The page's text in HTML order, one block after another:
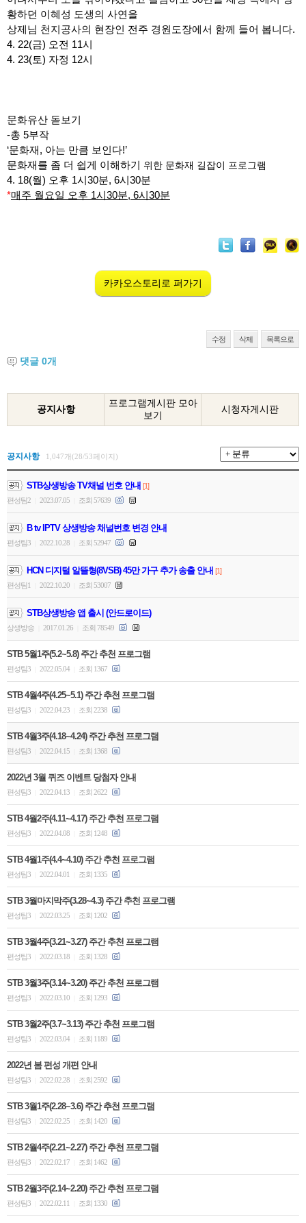
황하던 이혜성 도생의 사연을
상제님 천지공사의 현장인 전주 경원도장에서 함께 들어 봅니다.
4. 22(금) 오전 11시
4. 23(토) 자정 12시
문화유산 돋보기
-총 5부작
‘문화재, 아는 만큼 보인다!’
문화재를 좀 더 쉽게 이해하기 위한 문화재 길잡이 프로그램
4. 18(월) 오후 1시30분, 6시30분
*매주 월요일 오후 1시30분, 6시30분
카카오스토리로 퍼가기
수정 삭제 목록으로
댓글 0개
공지사항
프로그램게시판 모아
보기
시청자게시판
공지사항 1,047개(28/53페이지)
STB상생방송 TV채널 번호 안내 [1]
편성팀2
2023.07.05 조회 57639
B tv IPTV 상생방송 채널번호 변경 안내
편성팀3 2022.10.28 조회 52947
HCN 디지털 알뜰형(8VSB) 45만 가구 추가 송출 안내 [1]
편성팀1
2022.10.20 조회 53007
STB상생방송 앱 출시 (안드로이드)
상생방송 2017.01.26 조회 78549
STB 5월1주(5.2~5.8) 주간 추천 프로그램
편성팀3 2022.05.04 조회 1367
STB 4월4주(4.25~5.1) 주간 추천 프로그램
편성팀3 2022.04.23 조회 2238
STB 4월3주(4.18~4.24) 주간 추천 프로그램
편성팀3 2022.04.15 조회 1368
2022년 3월 퀴즈 이벤트 당첨자 안내
편성팀3 2022.04.13 조회 2622
STB 4월2주(4.11~4.17) 주간 추천 프로그램
편성팀3 2022.04.08 조회 1248
STB 4월1주(4.4~4.10) 주간 추천 프로그램
편성팀3 2022.04.01 조회 1335
STB 3월마지막주(3.28~4.3) 주간 추천 프로그램
편성팀3 2022.03.25 조회 1202
STB 3월4주(3.21~3.27) 주간 추천 프로그램
편성팀3 2022.03.18 조회 1328
STB 3월3주(3.14~3.20) 주간 추천 프로그램
편성팀3 2022.03.10 조회 1293
STB 3월2주(3.7~3.13) 주간 추천 프로그램
편성팀3 2022.03.04 조회 1189
2022년 봄 편성 개편 안내
편성팀3 2022.02.28 조회 2592
STB 3월1주(2.28~3.6) 주간 추천 프로그램
편성팀3 2022.02.25 조회 1420
STB 2월4주(2.21~2.27) 주간 추천 프로그램
편성팀3 2022.02.17 조회 1462
STB 2월3주(2.14~2.20) 주간 추천 프로그램
편성팀3 2022.02.11 조회 1330